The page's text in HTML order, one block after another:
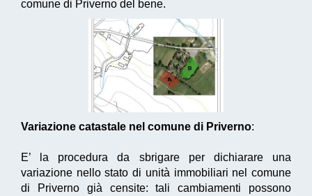
comune di Priverno del bene.
Variazione catastale nel comune di Priverno:
E’ la procedura da sbrigare per dichiarare una
variazione nello stato di unità immobiliari nel comune
di Priverno già censite: tali cambiamenti possono